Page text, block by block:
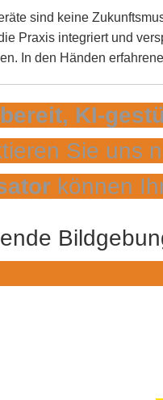
sind keine
Praxis integriert und
In den Händen
KI-
Sie uns
können